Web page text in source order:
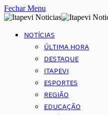
Fechar Menu
NOTÍCIAS
ÚLTIMA HORA
DESTAQUE
ITAPEVI
ESPORTES
REGIÃO
EDUCAÇÃO